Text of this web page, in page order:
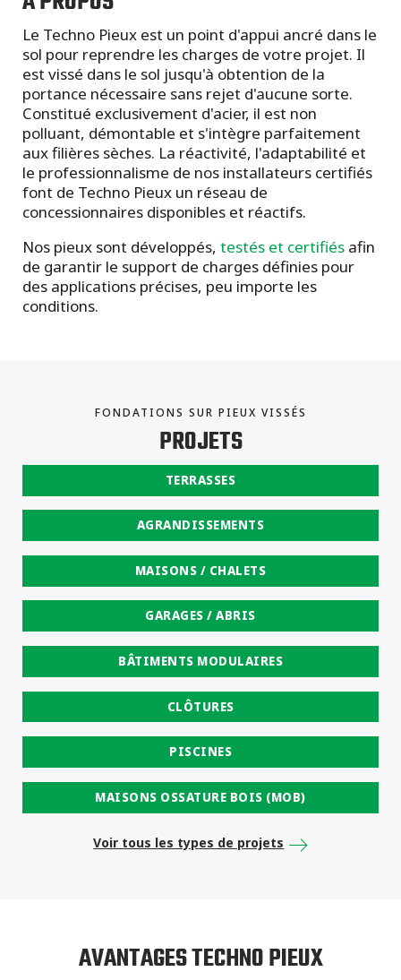
Le Techno Pieux est un point d'appui ancré dans le
sol pour reprendre les charges de votre projet. Il
est vissé dans le sol jusqu'à obtention de la
portance nécessaire sans rejet d'aucune sorte.
Constitué exclusivement d'acier, il est non
polluant, démontable et s'intègre parfaitement
aux filières sèches. La réactivité, l'adaptabilité et
le professionnalisme de nos installateurs certifiés
font de Techno Pieux un réseau de
concessionnaires disponibles et réactifs.
Nos pieux sont développés, testés et certifiés afin
de garantir le support de charges définies pour
des applications précises, peu importe les
conditions.
FONDATIONS SUR PIEUX VISSÉS
PROJETS
TERRASSES
AGRANDISSEMENTS
MAISONS / CHALETS
GARAGES / ABRIS
BÂTIMENTS MODULAIRES
CLÔTURES
PISCINES
MAISONS OSSATURE BOIS (MOB)
Voir tous les types de projets
AVANTAGES TECHNO PIEUX